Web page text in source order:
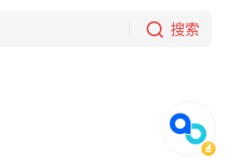
搜索